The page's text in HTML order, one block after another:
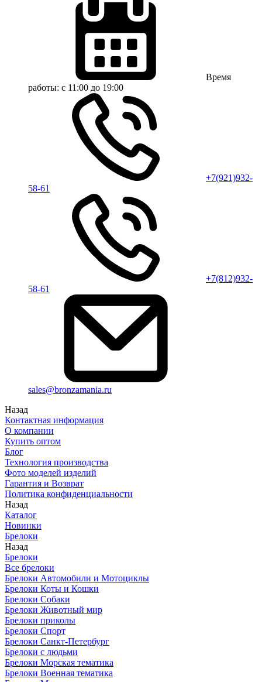
Время
работы: с 11:00 до 19:00
+7(921)932-
58-61
+7(812)932-
58-61
sales@bronzamania.ru
Назад
Контактная информация
О компании
Купить оптом
Блог
Технология производства
Фото моделей изделий
Гарантия и Возврат
Политика конфиденциальности
Назад
Каталог
Новинки
Брелоки
Назад
Брелоки
Все брелоки
Брелоки Автомобили и Мотоциклы
Брелоки Коты и Кошки
Брелоки Собаки
Брелоки Животный мир
Брелоки приколы
Брелоки Спорт
Брелоки Санкт-Петербург
Брелоки с людьми
Брелоки Морская тематика
Брелоки Военная тематика